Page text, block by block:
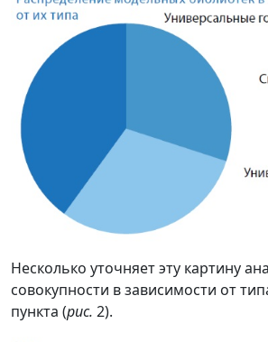
Несколько уточняет эту картину
совокупности в зависимости от
пункта (рис. 2).